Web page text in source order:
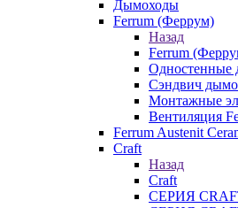
Дымоходы
Ferrum (Феррум)
Назад
Ferrum
Одностенные
Сэндвич
Монтажные
Вентиляция
Ferrum Austenit
Craft
Назад
Craft
СЕРИЯ